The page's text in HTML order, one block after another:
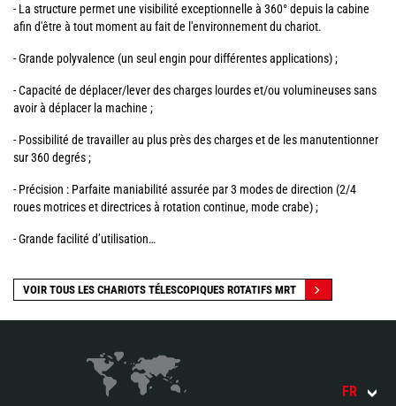
- La structure permet une visibilité exceptionnelle à 360° depuis la cabine
afin d'être à tout moment au fait de l'environnement du chariot.
- Grande polyvalence (un seul engin pour différentes applications) ;
- Capacité de déplacer/lever des charges lourdes et/ou volumineuses sans
avoir à déplacer la machine ;
- Possibilité de travailler au plus près des charges et de les manutentionner
sur 360 degrés ;
- Précision : Parfaite maniabilité assurée par 3 modes de direction (2/4
roues motrices et directrices à rotation continue, mode crabe) ;
- Grande facilité d’utilisation…
VOIR TOUS LES CHARIOTS TÉLESCOPIQUES ROTATIFS MRT
FR